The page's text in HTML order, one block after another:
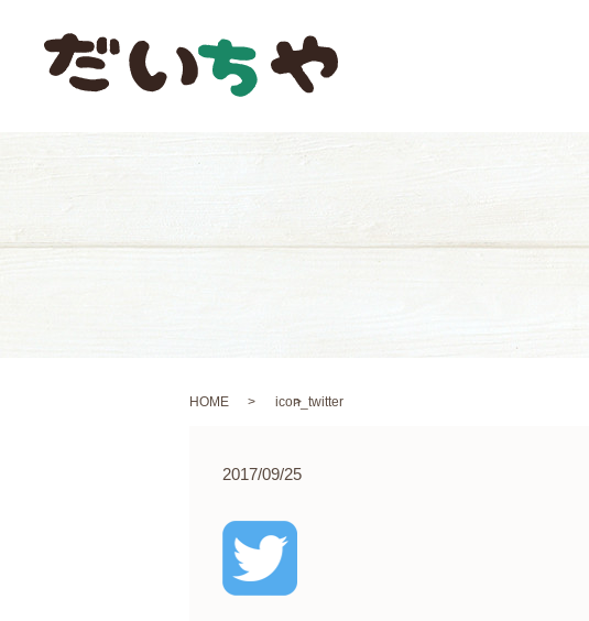
HOME icon_twitter
2017/09/25